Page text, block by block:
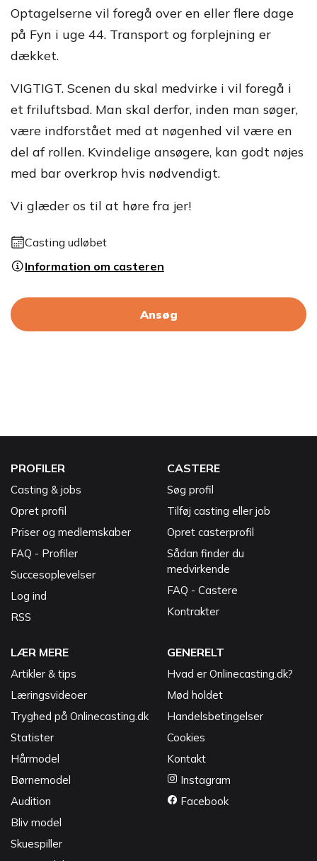
Optagelserne vil foregå over en eller flere dage
på Fyn i uge 44. Transport og forplejning er
dækket.
VIGTIGT. Scenen du skal medvirke i vil foregå i
et friluftsbad. Man skal derfor, inden man søger,
være indforstået med at nøgenhed vil være en
del af rollen. Kvindelige ansøgere, kan godt nøjes
med bar overkrop hvis nødvendigt.
Vi glæder os til at høre fra jer!
Casting udløbet
Information om casteren
Ansøg
PROFILER
Casting & jobs
Opret profil
Priser og medlemskaber
FAQ - Profiler
Succesoplevelser
Log ind
RSS
CASTERE
Søg profil
Tilføj casting eller job
Opret casterprofil
Sådan finder du
medvirkende
FAQ - Castere
Kontrakter
LÆR MERE
Artikler & tips
Læringsvideoer
Tryghed på Onlinecasting.dk
Statister
Hårmodel
Børnemodel
Audition
Bliv model
Skuespiller
GENERELT
Hvad er Onlinecasting.dk?
Mød holdet
Handelsbetingelser
Cookies
Kontakt
Instagram
Facebook